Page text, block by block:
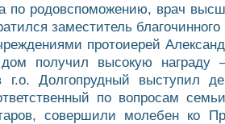
по родовспоможению, врач
заместитель благочинного
протоиерей
получил высокую
г.о. Долгопрудный выступил
по вопросам
совершили молебен ко